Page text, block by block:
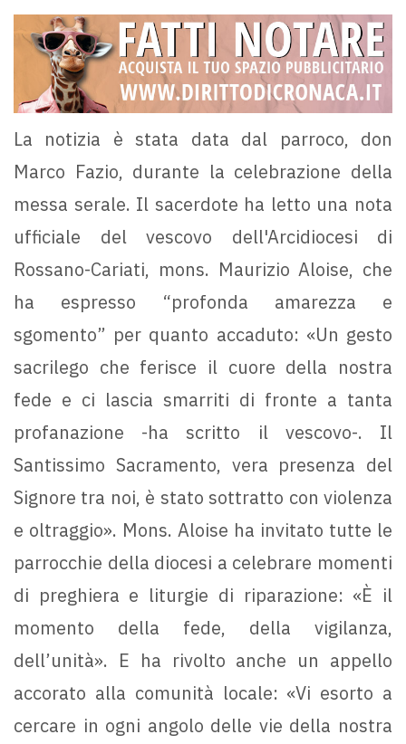
La notizia è stata data dal parroco, don
Marco Fazio, durante la celebrazione della
messa serale. Il sacerdote ha letto una nota
ufficiale del vescovo dell'Arcidiocesi di
Rossano-Cariati, mons. Maurizio Aloise, che
ha espresso “profonda amarezza e
sgomento” per quanto accaduto: «Un gesto
sacrilego che ferisce il cuore della nostra
fede e ci lascia smarriti di fronte a tanta
profanazione -ha scritto il vescovo-. Il
Santissimo Sacramento, vera presenza del
Signore tra noi, è stato sottratto con violenza
e oltraggio». Mons. Aloise ha invitato tutte le
parrocchie della diocesi a celebrare momenti
di preghiera e liturgie di riparazione: «È il
momento della fede, della vigilanza,
dell’unità». E ha rivolto anche un appello
accorato alla comunità locale: «Vi esorto a
cercare in ogni angolo delle vie della nostra